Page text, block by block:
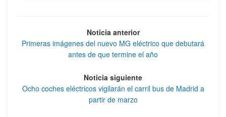
Noticia anterior
Primeras imágenes del nuevo MG eléctrico que debutará
antes de que termine el año
Noticia siguiente
Ocho coches eléctricos vigilarán el carril bus de Madrid a
partir de marzo